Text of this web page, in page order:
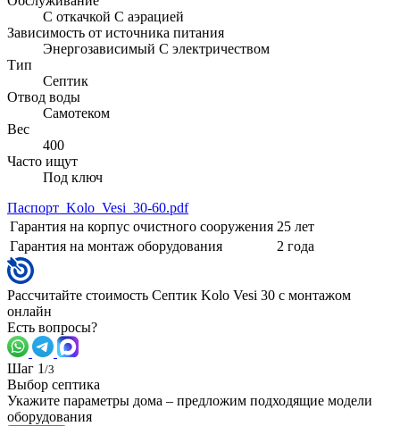
С откачкой С аэрацией
Зависимость от источника питания
Энергозависимый С электричеством
Тип
Септик
Отвод воды
Самотеком
Вес
400
Часто ищут
Под ключ
Паспорт_Kolo_Vesi_30-60.pdf
Гарантия на корпус очистного сооружения 25 лет
Гарантия на монтаж оборудования
2 года
Рассчитайте стоимость Септик Kolo Vesi 30 с монтажом
онлайн
Есть вопросы?
Шаг 1 /3
Выбор септика
Укажите параметры дома – предложим подходящие модели
оборудования